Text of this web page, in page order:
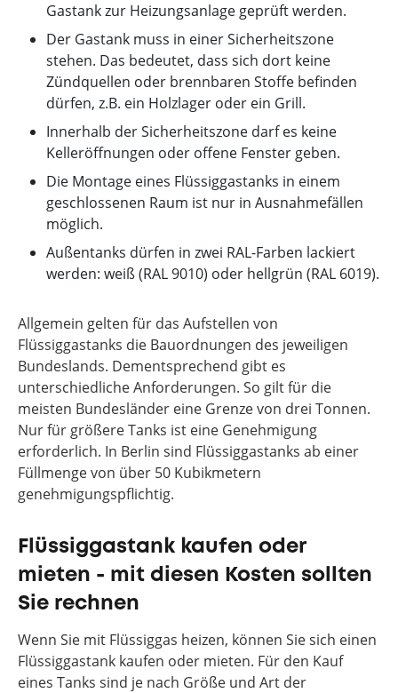
Gastank zur Heizungsanlage geprüft werden.
Der Gastank muss in einer Sicherheitszone
stehen. Das bedeutet, dass sich dort keine
Zündquellen oder brennbaren Stoffe befinden
dürfen, z.B. ein Holzlager oder ein Grill.
Innerhalb der Sicherheitszone darf es keine
Kelleröffnungen oder offene Fenster geben.
Die Montage eines Flüssiggastanks in einem
geschlossenen Raum ist nur in Ausnahmefällen
möglich.
Außentanks dürfen in zwei RAL-Farben lackiert
werden: weiß (RAL 9010) oder hellgrün (RAL 6019).
Allgemein gelten für das Aufstellen von
Flüssiggastanks die Bauordnungen des jeweiligen
Bundeslands. Dementsprechend gibt es
unterschiedliche Anforderungen. So gilt für die
meisten Bundesländer eine Grenze von drei Tonnen.
Nur für größere Tanks ist eine Genehmigung
erforderlich. In Berlin sind Flüssiggastanks ab einer
Füllmenge von über 50 Kubikmetern
genehmigungspflichtig.
Flüssiggastank kaufen oder
mieten - mit diesen Kosten sollten
Sie rechnen
Wenn Sie mit Flüssiggas heizen, können Sie sich einen
Flüssiggastank kaufen oder mieten. Für den Kauf
eines Tanks sind je nach Größe und Art der